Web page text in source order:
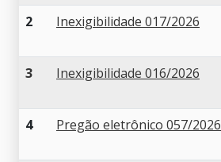
2 Inexigibilidade 017/2026
3 Inexigibilidade 016/2026
4 Pregão eletrônico 057/2026